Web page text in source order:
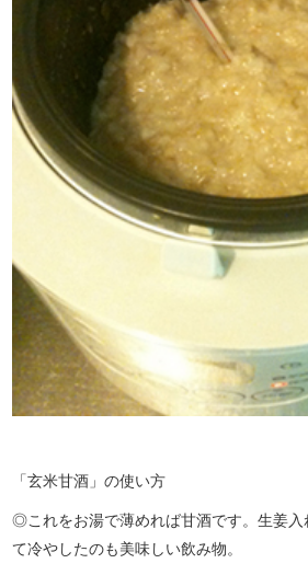
「玄米甘酒」の使い方
◎これをお湯で薄めれば甘酒です。生姜
て冷やしたのも美味しい飲み物。